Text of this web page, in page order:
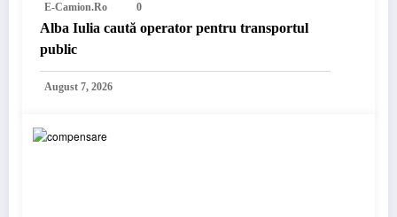
E-Camion.ro 0
Alba Iulia caută operator pentru transportul
public
August 7, 2026